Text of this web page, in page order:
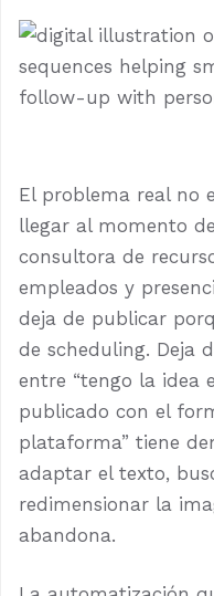
El problema real no
llegar al momento
consultora de
empleados y
deja de publicar
de scheduling. Deja
entre “tengo la idea
publicado con el
plataforma” tiene
adaptar el texto,
redimensionar la
abandona.